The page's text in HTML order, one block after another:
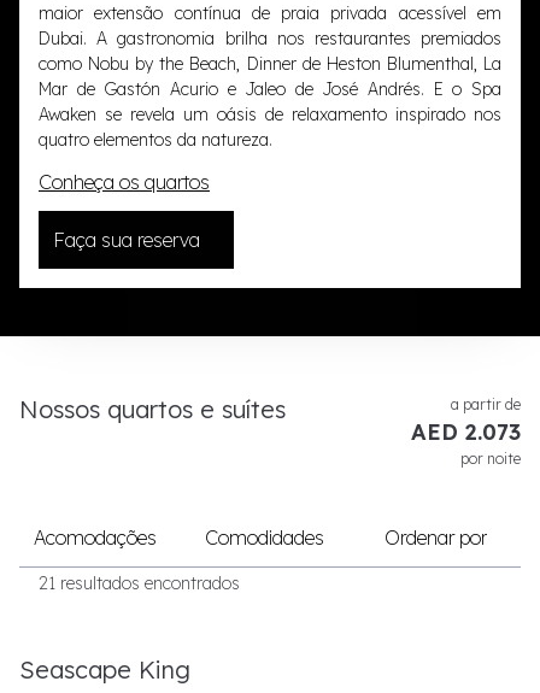
maior extensão contínua de praia privada acessível em
Dubai. A gastronomia brilha nos restaurantes premiados
como Nobu by the Beach, Dinner de Heston Blumenthal, La
Mar de Gastón Acurio e Jaleo de José Andrés. E o Spa
Awaken se revela um oásis de relaxamento inspirado nos
quatro elementos da natureza.
Conheça os quartos
Faça sua reserva
Nossos quartos e suítes a partir de
AED 2.073
por noite
Acomodações Comodidades Ordenar por
21 resultados encontrados
Seascape King